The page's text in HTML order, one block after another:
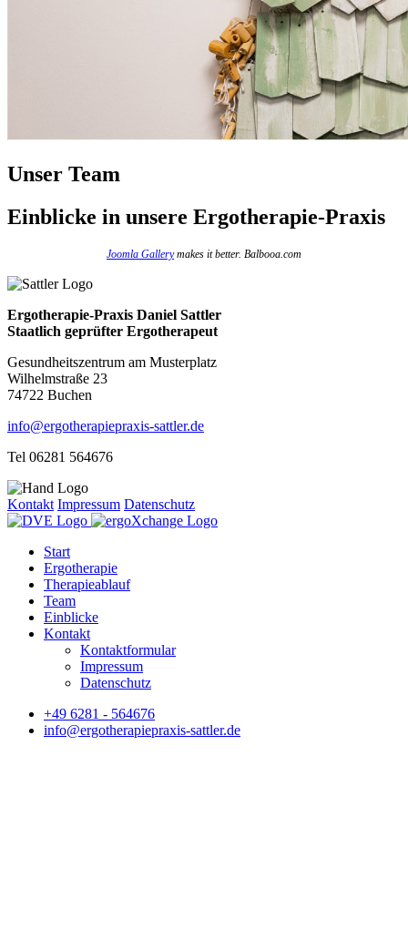
Unser Team
Einblicke in unsere Ergotherapie-Praxis
Joomla Gallerymakes it better. Balbooa.com
Ergotherapie-Praxis Daniel Sattler
Staatlich geprüfter Ergotherapeut
Gesundheitszentrum am Musterplatz
Wilhelmstraße 23
74722 Buchen
info@ergotherapiepraxis-sattler.de
Tel 06281 564676
Kontakt Impressum Datenschutz
Start
Ergotherapie
Therapieablauf
Team
Einblicke
Kontakt
Kontaktformular
Impressum
Datenschutz
+49 6281 - 564676
info@ergotherapiepraxis-sattler.de